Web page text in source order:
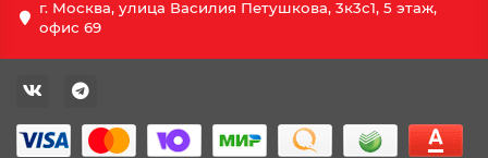
г. Москва, улица Василия Петушкова, 3к3c1, 5 этаж,
офис 69